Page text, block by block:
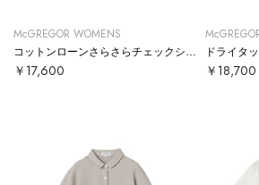
McGREGOR WOMENS
￥17,600
ドライタ
￥18,700